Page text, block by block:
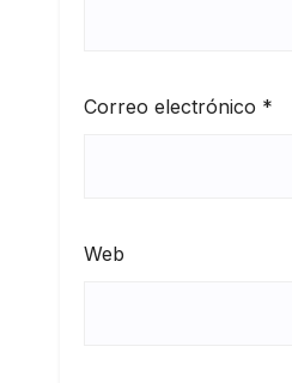
Correo electrónico *
Web